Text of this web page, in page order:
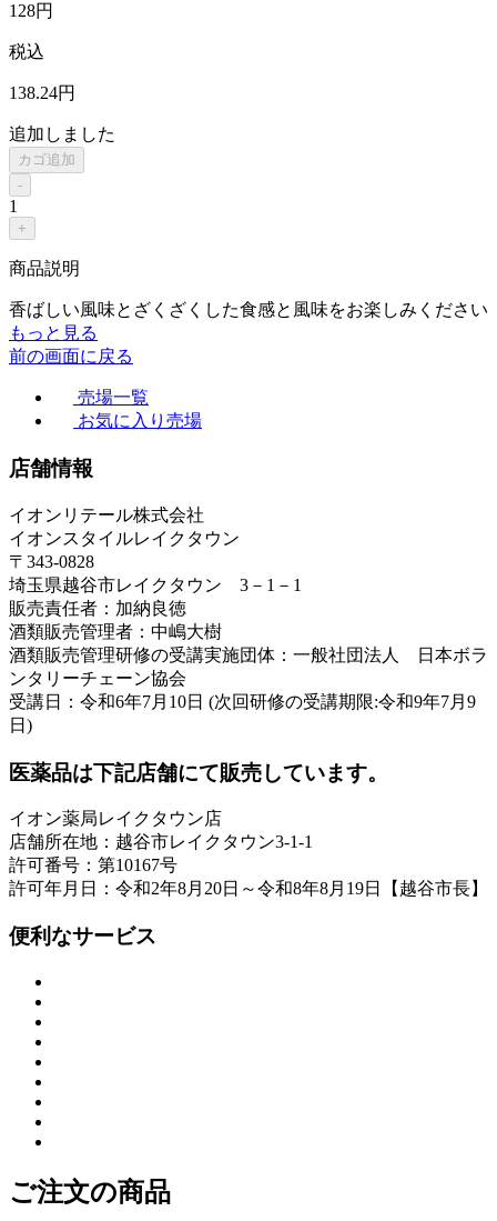
128円
税込
138.24円
追加しました
カゴ追加
-
1
+
商品説明
香ばしい風味とざくざくした食感と風味をお楽しみください
もっと見る
前の画面に戻る
売場一覧
お気に入り売場
店舗情報
イオンリテール株式会社
イオンスタイルレイクタウン
〒343-0828
埼玉県越谷市レイクタウン 3－1－1
販売責任者：加納良徳
酒類販売管理者：中嶋大樹
酒類販売管理研修の受講実施団体：一般社団法人 日本ボラ
ンタリーチェーン協会
受講日：令和6年7月10日 (次回研修の受講期限:令和9年7月9
日)
医薬品は下記店舗にて販売しています。
イオン薬局レイクタウン店
店舗所在地：越谷市レイクタウン3-1-1
許可番号：第10167号
許可年月日：令和2年8月20日～令和8年8月19日【越谷市長】
便利なサービス
ご注文の商品